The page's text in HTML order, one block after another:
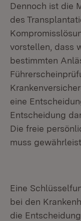
Dennoch ist die
des
vorstellen, dass
bestimmten
eine
Entscheidung
Die freie
muss
Eine
bei den
die